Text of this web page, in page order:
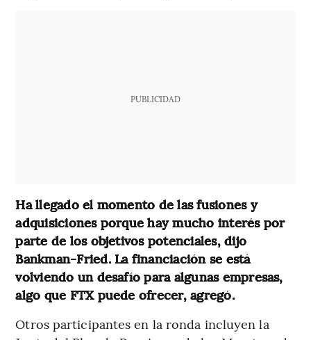
PUBLICIDAD
Ha llegado el momento de las fusiones y
adquisiciones porque hay mucho interés por
parte de los objetivos potenciales, dijo
Bankman-Fried. La financiación se está
volviendo un desafío para algunas empresas,
algo que FTX puede ofrecer, agregó.
Otros participantes en la ronda incluyen la